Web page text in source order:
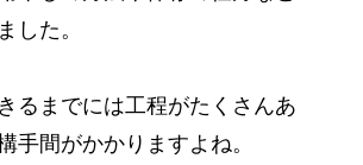
した。
るまでには工程がたくさんあ
手間がかかりますよね。